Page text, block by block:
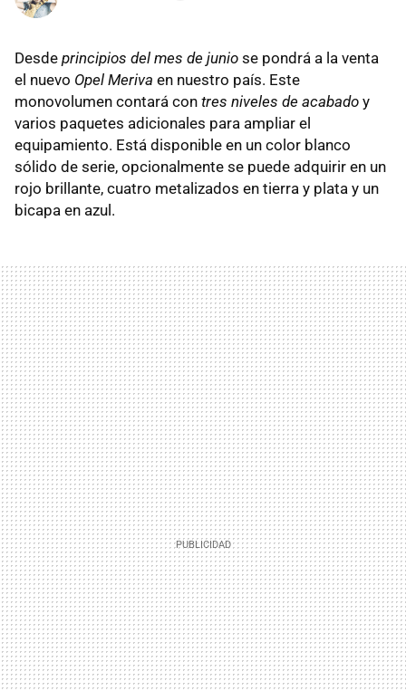
Desde principios del mes de junio se pondrá a la venta
el nuevo Opel Meriva en nuestro país. Este
monovolumen contará con tres niveles de acabado y
varios paquetes adicionales para ampliar el
equipamiento. Está disponible en un color blanco
sólido de serie, opcionalmente se puede adquirir en un
rojo brillante, cuatro metalizados en tierra y plata y un
bicapa en azul.